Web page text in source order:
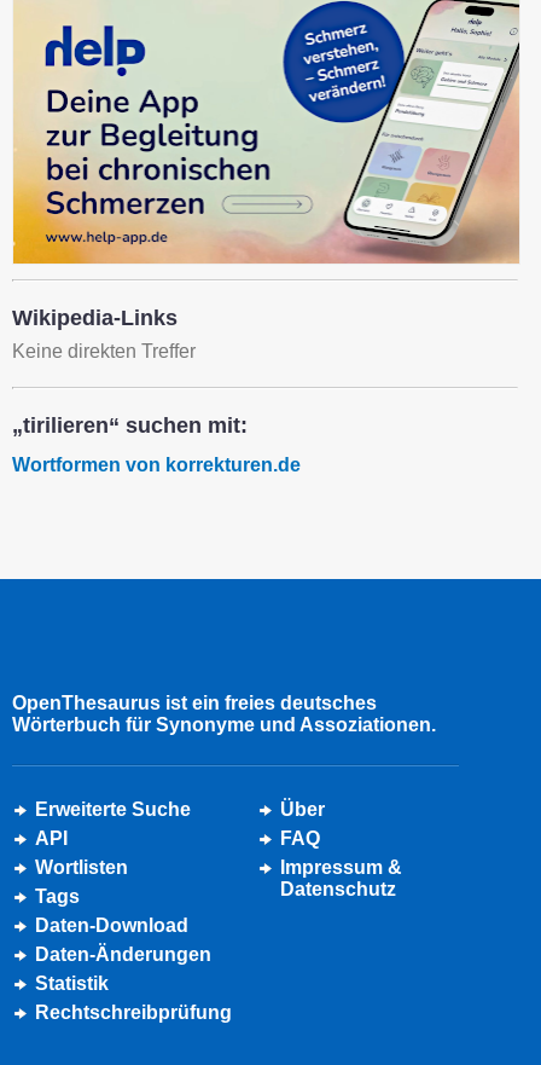
Wikipedia-Links
Keine direkten Treffer
„tirilieren“ suchen mit:
Wortformen von korrekturen.de
OpenThesaurus ist ein freies deutsches
Wörterbuch für Synonyme und Assoziationen.
Erweiterte Suche
API
Wortlisten
Tags
Daten-Download
Daten-Änderungen
Statistik
Rechtschreibprüfung
Über
FAQ
Impressum &
Datenschutz